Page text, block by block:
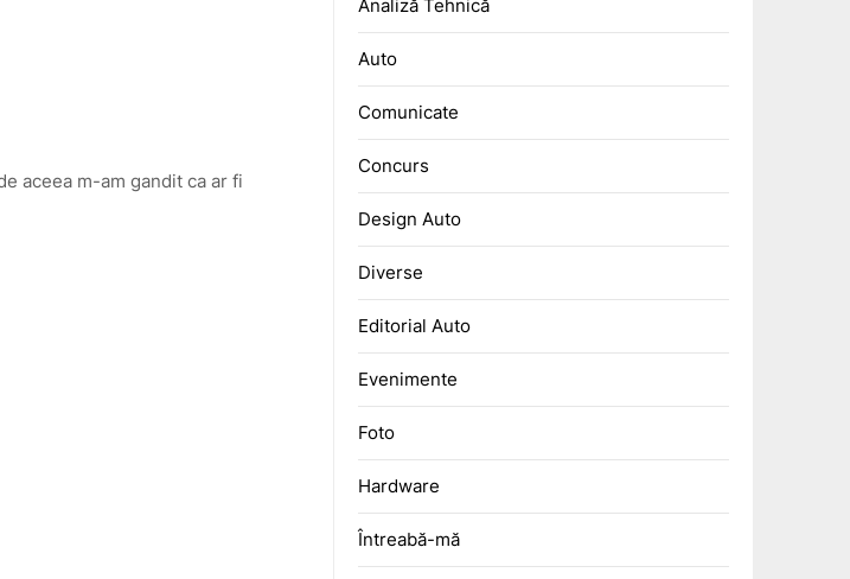
aceea m-am gandit ca ar fi
Analiză Tehnică
Auto
Comunicate
Concurs
Design Auto
Diverse
Editorial Auto
Evenimente
Foto
Hardware
Întreabă-mă